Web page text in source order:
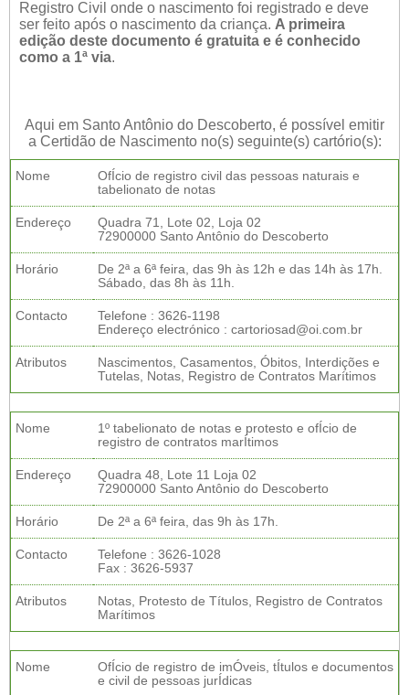
Registro Civil onde o nascimento foi registrado e deve
ser feito após o nascimento da criança. A primeira
edição deste documento é gratuita e é conhecido
como a 1ª via.
Aqui em Santo Antônio do Descoberto, é possível emitir
a Certidão de Nascimento no(s) seguinte(s) cartório(s):
Nome
OfÍcio de registro civil das pessoas naturais e
tabelionato de notas
Endereço
Quadra 71, Lote 02, Loja 02
72900000 Santo Antônio do Descoberto
Horário
De 2ª a 6ª feira, das 9h às 12h e das 14h às 17h.
Sábado, das 8h às 11h.
Contacto
Telefone : 3626-1198
Endereço electrónico : cartoriosad@oi.com.br
Atributos
Nascimentos, Casamentos, Óbitos, Interdições e
Tutelas, Notas, Registro de Contratos Marítimos
Nome
1º tabelionato de notas e protesto e ofÍcio de
registro de contratos marÍtimos
Endereço
Quadra 48, Lote 11 Loja 02
72900000 Santo Antônio do Descoberto
Horário De 2ª a 6ª feira, das 9h às 17h.
Contacto
Telefone : 3626-1028
Fax : 3626-5937
Atributos
Notas, Protesto de Títulos, Registro de Contratos
Marítimos
Nome
OfÍcio de registro de imÓveis, tÍtulos e documentos
e civil de pessoas jurÍdicas